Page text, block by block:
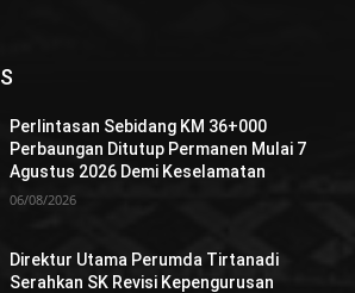
Perlintasan Sebidang KM 36+000
Perbaungan Ditutup Permanen Mulai 7
Agustus 2026 Demi Keselamatan
06/08/2026
Direktur Utama Perumda Tirtanadi
Serahkan SK Revisi Kepengurusan